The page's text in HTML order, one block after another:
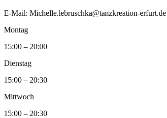
E-Mail: Michelle.lebruschka@tanzkreation-erfurt.de
Montag
15:00 – 20:00
Dienstag
15:00 – 20:30
Mittwoch
15:00 – 20:30